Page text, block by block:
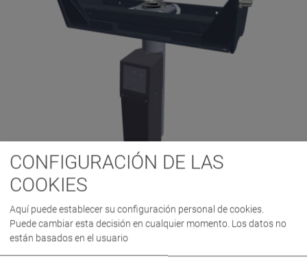
MPJ 16.5/750 1S HAE
VP 454277
CONFIGURACIÓN DE LAS
COOKIES
Aquí puede establecer su configuración personal de cookies.
Puede cambiar esta decisión en cualquier momento. Los datos no
están basados en el usuario